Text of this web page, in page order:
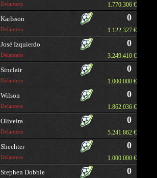
Delantero 1.770.306 €
Karlsson
Delantero
0
1.122.327 €
José Izquierdo
Delantero
0
3.249.410 €
Sinclair
Delantero
0
1.000.000 €
Wilson
Delantero
0
1.862.036 €
Oliveira
Delantero
0
5.241.862 €
Shechter
Delantero
0
1.000.000 €
Stephen Dobbie 0